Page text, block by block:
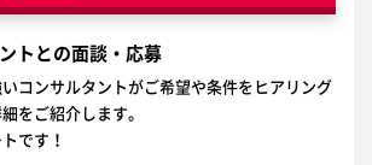
トとの面談・応募
コンサルタントがご希望や条件をヒアリング
をご紹介します。
です！